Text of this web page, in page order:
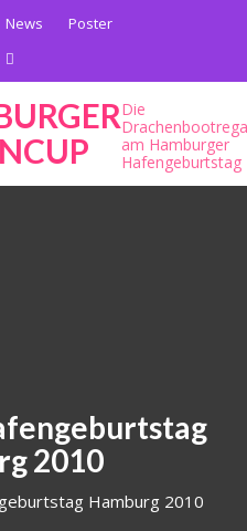
News Poster
Die
am Hamburger
Hafengeburtstag
2010
Hamburg 2010